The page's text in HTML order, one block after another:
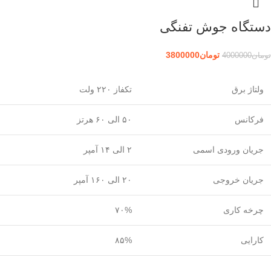
دستگاه جوش تفنگی
تومان4000000 تومان3800000
ولتاژ برق تکفاز ۲۲۰ ولت
فرکانس ۵۰ الی ۶۰ هرتز
جریان ورودی اسمی ۲ الی ۱۴ آمپر
جریان خروجی ۲۰ الی ۱۶۰ آمپر
چرخه کاری ۷۰%
کارایی ۸۵%